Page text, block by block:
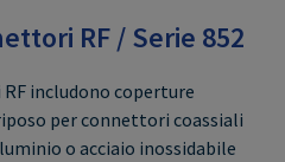
RF / Serie 852
includono coperture
per connettori coassiali
o acciaio inossidabile